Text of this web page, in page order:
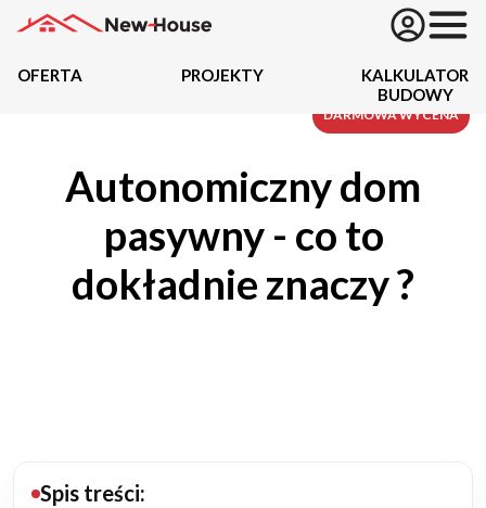
Oferta
Kredyty
OFERTA PROJEKTY
KALKULATOR
BUDOWY
Autonomiczny dom
pasywny - co to
dokładnie znaczy ?
Spis treści:
DARMOWA WYCENA